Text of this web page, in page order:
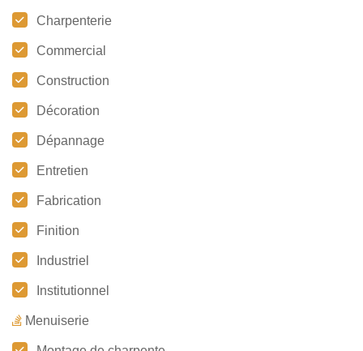
Charpenterie
Commercial
Construction
Décoration
Dépannage
Entretien
Fabrication
Finition
Industriel
Institutionnel
Menuiserie